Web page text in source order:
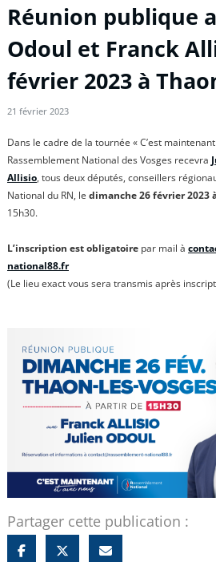
Réunion publique
Odoul et Franck
février 2023 à
21 février 2023
Dans le cadre de la tournée « C’est
Rassemblement National des Vosges recevra
Allisio, tous deux députés, conseillers
National du RN, le dimanche 26 février 2023
15h30.
L’inscription est obligatoire par mail à
national88.fr
(Le lieu exact vous sera transmis après
Partager cette publication :